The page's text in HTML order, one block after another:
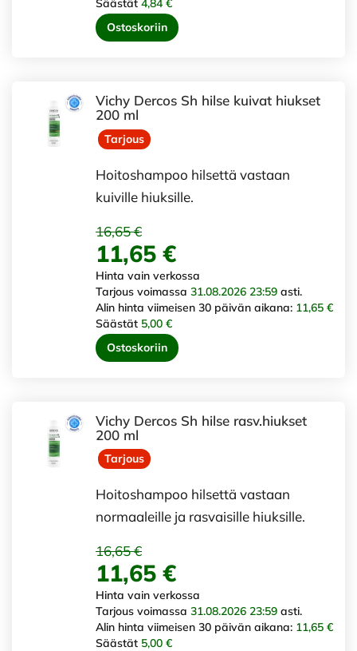
Säästät 4,84 €
Ostoskoriin
Vichy Dercos Sh hilse kuivat hiukset
200 ml
Tarjous
Hoitoshampoo hilsettä vastaan
kuiville hiuksille.
16,65 €
11,65 €
Hinta vain verkossa
Tarjous voimassa 31.08.2026 23:59 asti.
Alin hinta viimeisen 30 päivän aikana: 11,65 €
Säästät 5,00 €
Ostoskoriin
Vichy Dercos Sh hilse rasv.hiukset
200 ml
Tarjous
Hoitoshampoo hilsettä vastaan
normaaleille ja rasvaisille hiuksille.
16,65 €
11,65 €
Hinta vain verkossa
Tarjous voimassa 31.08.2026 23:59 asti.
Alin hinta viimeisen 30 päivän aikana: 11,65 €
Säästät 5,00 €